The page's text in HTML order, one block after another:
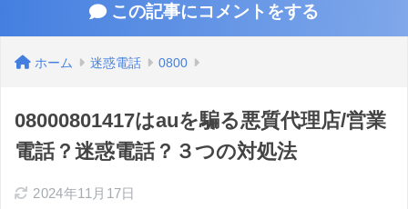
この記事にコメントをする
ホーム 迷惑電話 0800
08000801417はauを騙る悪質代理店/営業
電話？迷惑電話？３つの対処法
2024年11月17日